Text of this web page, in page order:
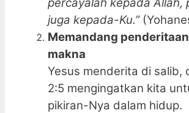
juga kepada-Ku.”
Memandang
makna
Yesus menderita di salib,
2:5 mengingatkan kita
pikiran-Nya dalam hidup.